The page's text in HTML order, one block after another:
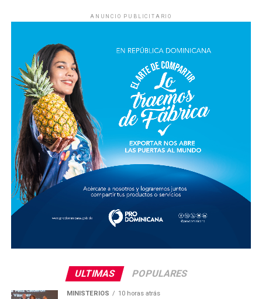
ANUNCIO PUBLICITARIO
ULTIMAS POPULARES
MINISTERIOS 10 horas atrás